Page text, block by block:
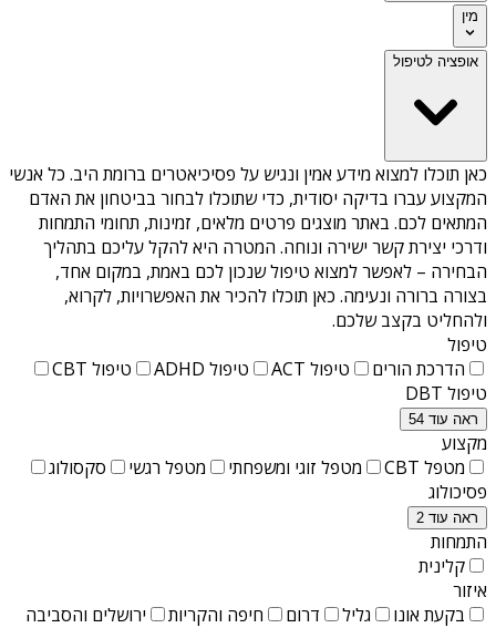
מין
אופציה לטיפול
כאן תוכלו למצוא מידע אמין ונגיש על פסיכיאטרים ברומת היב. כל אנשי
המקצוע עברו בדיקה יסודית, כדי שתוכלו לבחור בביטחון את האדם
המתאים לכם. באתר מוצגים פרטים מלאים, זמינות, תחומי התמחות
ודרכי יצירת קשר ישירה ונוחה. המטרה היא להקל עליכם בתהליך
הבחירה – לאפשר למצוא טיפול שנכון לכם באמת, במקום אחד,
בצורה ברורה ונעימה. כאן תוכלו להכיר את האפשרויות, לקרוא,
ולהחליט בקצב שלכם.
טיפול
הדרכת הורים
טיפול ACT טיפול ADHD
טיפול CBT
טיפול DBT
ראה עוד 54
מקצוע
מטפל CBT
מטפל זוגי ומשפחתי מטפל רגשי
סקסולוג
פסיכולוג
ראה עוד 2
התמחות
קלינית
איזור
בקעת אונו
גליל דרום חיפה והקריות ירושלים והסביבה